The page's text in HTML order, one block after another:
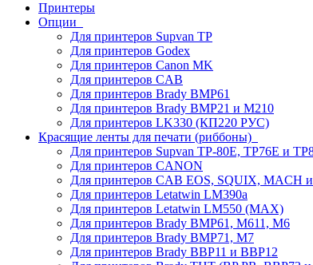
Принтеры
Опции
Для принтеров Supvan TP
Для принтеров Godex
Для принтеров Canon MK
Для принтеров CAB
Для принтеров Brady BMP61
Для принтеров Brady BMP21 и M210
Для принтеров LK330 (КП220 РУС)
Красящие ленты для печати (риббоны)
Для принтеров Supvan TP-80E, TP76E и
Для принтеров CANON
Для принтеров CAB EOS, SQUIX, MACH
Для принтеров Letatwin LM390a
Для принтеров Letatwin LM550 (MAX)
Для принтеров Brady BMP61, M611, M6
Для принтеров Brady BMP71, M7
Для принтеров Brady BBP11 и BBP12